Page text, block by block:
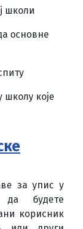
школи
основне
које
за упис у
будете
корисник